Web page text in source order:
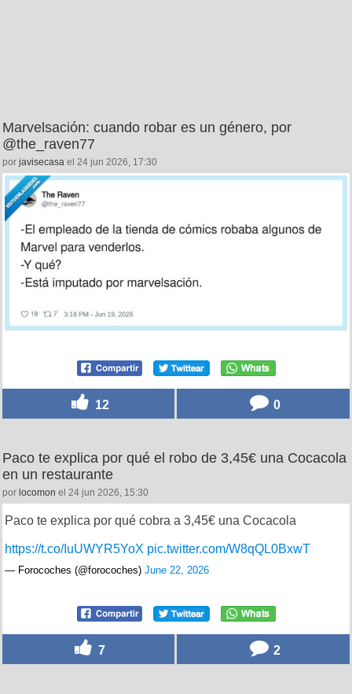
Marvelsación: cuando robar es un género, por
@the_raven77
por javisecasa el 24 jun 2026, 17:30
12 0
Paco te explica por qué el robo de 3,45€ una Cocacola
en un restaurante
por locomon el 24 jun 2026, 15:30
Paco te explica por qué cobra a 3,45€ una Cocacola
https://t.co/IuUWYR5YoX pic.twitter.com/W8qQL0BxwT
— Forocoches (@forocoches) June 22, 2026
7 2